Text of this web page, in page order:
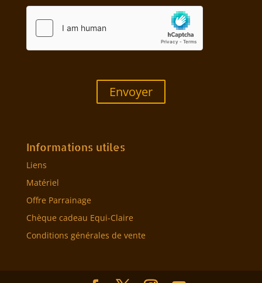
Envoyer
Informations utiles
Liens
Matériel
Offre Parrainage
Chèque cadeau Equi-Claire
Conditions générales de vente